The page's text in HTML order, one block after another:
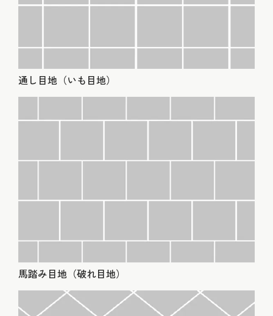
通し目地（いも目地）
馬踏み目地（破れ目地）